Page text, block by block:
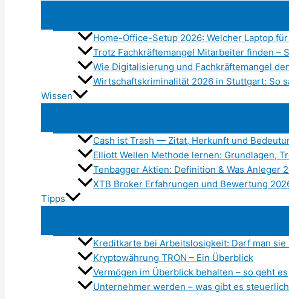
Home-Office-Setup 2026: Welcher Laptop
Trotz Fachkräftemangel Mitarbeiter finden –
Wie Digitalisierung und Fachkräftemangel
Wirtschaftskriminalität 2026 in Stuttgart: So
Wissen
Cash ist Trash — Zitat, Herkunft und
Elliott Wellen Methode lernen: Grundlagen,
Tenbagger Aktien: Definition & Was Anleger
XTB Broker Erfahrungen und Bewertung
Tipps
Kreditkarte bei Arbeitslosigkeit: Darf man sie
Kryptowährung TRON – Ein Überblick
Vermögen im Überblick behalten – so geht es
Unternehmer werden – was gibt es